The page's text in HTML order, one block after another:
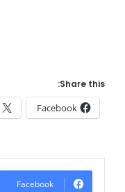
Share this:
Facebook
Facebook